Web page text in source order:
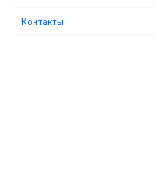
Контакты